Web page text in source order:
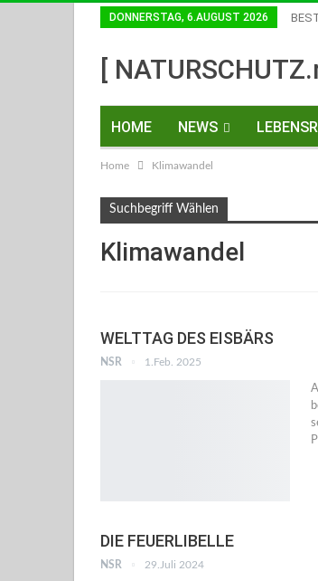
DONNERSTAG, 6.AUGUST 2026
[
HOME NEWS
KONTAKT
Home Klimawandel
Suchbegriff Wählen
Klimawandel
WELTTAG DES EISBÄRS
NSR 1.Feb. 2025
DIE FEUERLIBELLE
NSR 29.Juli 2024